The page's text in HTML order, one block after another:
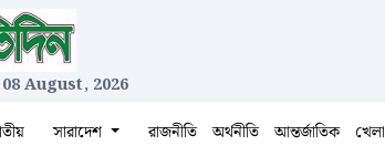
08 August, 2026
সারাদেশ রাজনীতি অর্থনীতি আন্তর্জাতিক খেলা